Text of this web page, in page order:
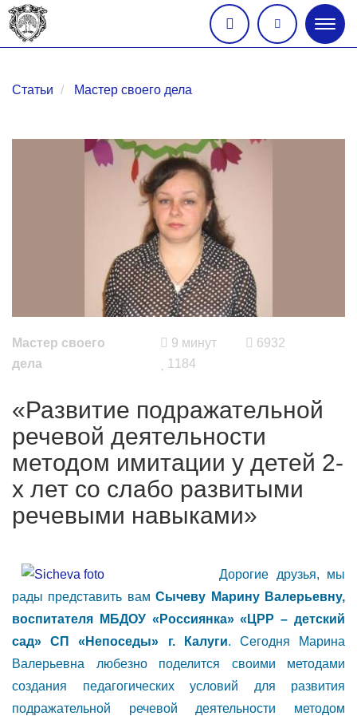
меню
Статьи Мастер своего дела
Мастер своего
дела
9 минут
6932
1184
«Развитие подражательной
речевой деятельности
методом имитации у детей 2-
х лет со слабо развитыми
речевыми навыками»
Дорогие друзья, мы
рады представить вамСычеву Марину Валерьевну,
воспитателя МБДОУ «Россиянка» «ЦРР – детский
сад» СП «Непоседы» г. Калуги. Сегодня Марина
Валерьевна любезно поделится своими методами
создания педагогических условий для развития
подражательной речевой деятельности методом